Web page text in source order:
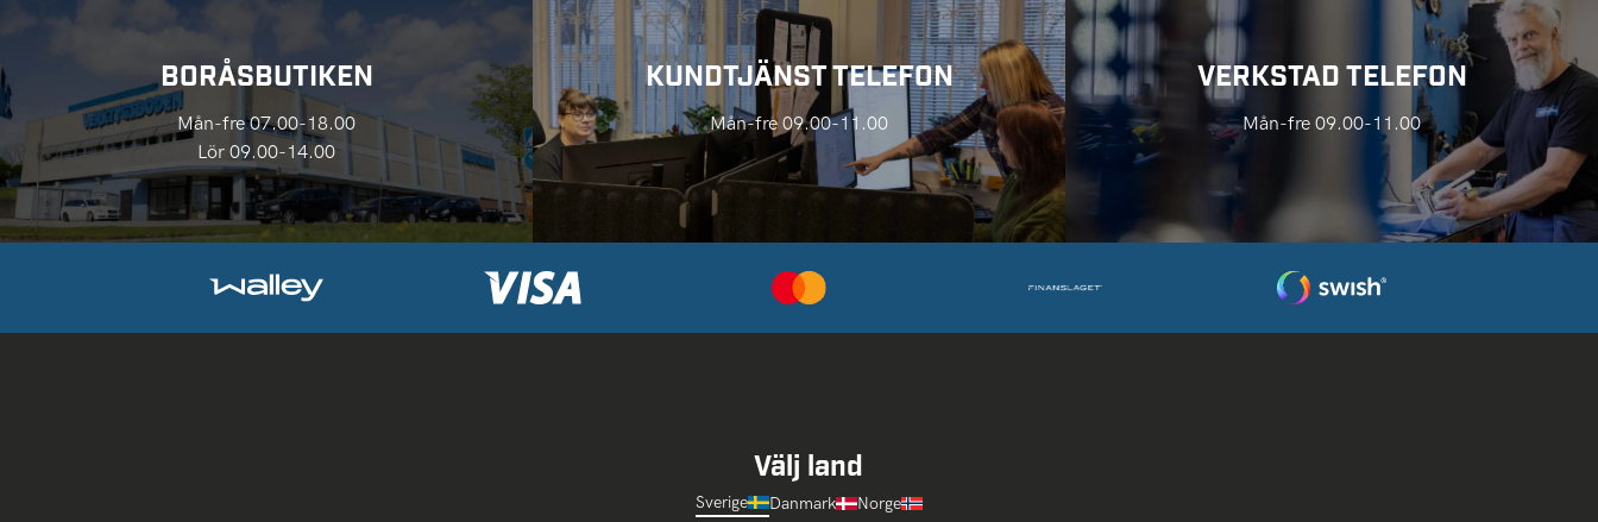
BORÅSBUTIKEN
Mån-fre 07.00-18.00
Lör 09.00-14.00
KUNDTJÄNST TELEFON
Mån-fre 09.00-11.00
VERKSTAD TELEFON
Mån-fre 09.00-11.00
Välj land
Sverige Danmark Norge